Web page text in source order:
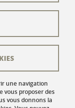
une navigation
vous proposer des
vous donnons la